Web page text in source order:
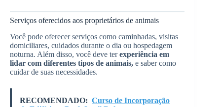
Serviços oferecidos aos proprietários de animais
Você pode oferecer serviços como caminhadas, visitas
domiciliares, cuidados durante o dia ou hospedagem
noturna. Além disso, você deve terexperiência em
lidar com diferentes tipos de animais, e saber como
cuidar de suas necessidades.
RECOMENDADO: Curso de Incorporação